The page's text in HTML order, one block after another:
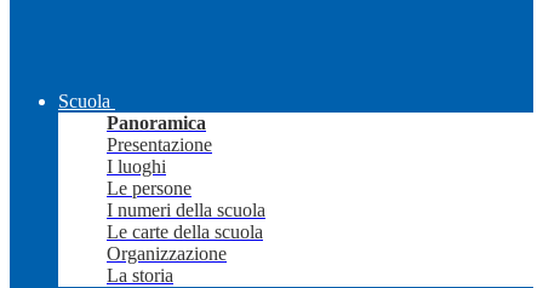
Scuola
Panoramica
Presentazione
I luoghi
Le persone
I numeri della scuola
Le carte della scuola
Organizzazione
La storia